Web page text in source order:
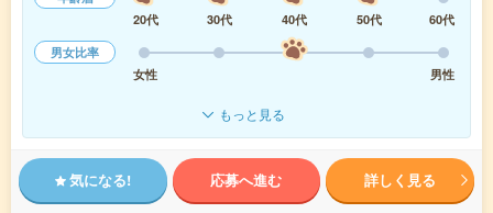
20代
30代 40代 50代
60代
男女比率
女性
男性
もっと見る
気になる! 応募へ進む 詳しく見る